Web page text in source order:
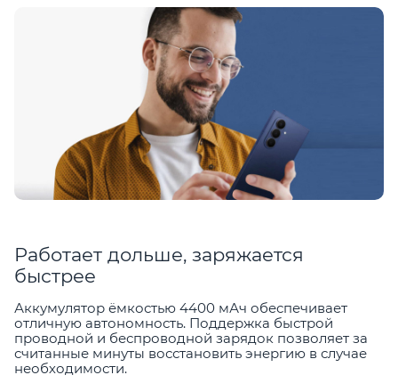
Работает дольше, заряжается
быстрее
Аккумулятор ёмкостью 4400 мАч обеспечивает
отличную автономность. Поддержка быстрой
проводной и беспроводной зарядок позволяет за
считанные минуты восстановить энергию в случае
необходимости.